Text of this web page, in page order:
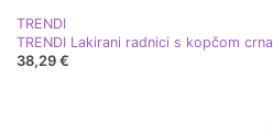
TRENDI
TRENDI Lakirani radnici s kopčom crna
38,29 €